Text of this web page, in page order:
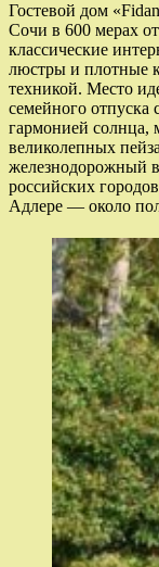
Гостевой дом
Сочи в 600 мерах
классические
люстры и плотные
техникой. Место
семейного отпуска
гармонией солнца,
великолепных
железнодорожный
российских
Адлере — около